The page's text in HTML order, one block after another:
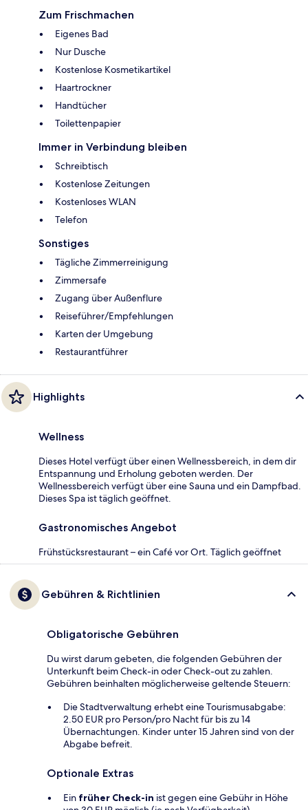
Zum Frischmachen
Eigenes Bad
Nur Dusche
Kostenlose Kosmetikartikel
Haartrockner
Handtücher
Toilettenpapier
Immer in Verbindung bleiben
Schreibtisch
Kostenlose Zeitungen
Kostenloses WLAN
Telefon
Sonstiges
Tägliche Zimmerreinigung
Zimmersafe
Zugang über Außenflure
Reiseführer/Empfehlungen
Karten der Umgebung
Restaurantführer
Highlights
Wellness
Dieses Hotel verfügt über einen Wellnessbereich, in dem dir
Entspannung und Erholung geboten werden. Der
Wellnessbereich verfügt über eine Sauna und ein Dampfbad.
Dieses Spa ist täglich geöffnet.
Gastronomisches Angebot
Frühstücksrestaurant – ein Café vor Ort. Täglich geöffnet
Gebühren & Richtlinien
Obligatorische Gebühren
Du wirst darum gebeten, die folgenden Gebühren der
Unterkunft beim Check-in oder Check-out zu zahlen.
Gebühren beinhalten möglicherweise geltende Steuern:
Die Stadtverwaltung erhebt eine Tourismusabgabe:
2.50 EUR pro Person/pro Nacht für bis zu 14
Übernachtungen. Kinder unter 15 Jahren sind von der
Abgabe befreit.
Optionale Extras
Ein früher Check-in ist gegen eine Gebühr in Höhe